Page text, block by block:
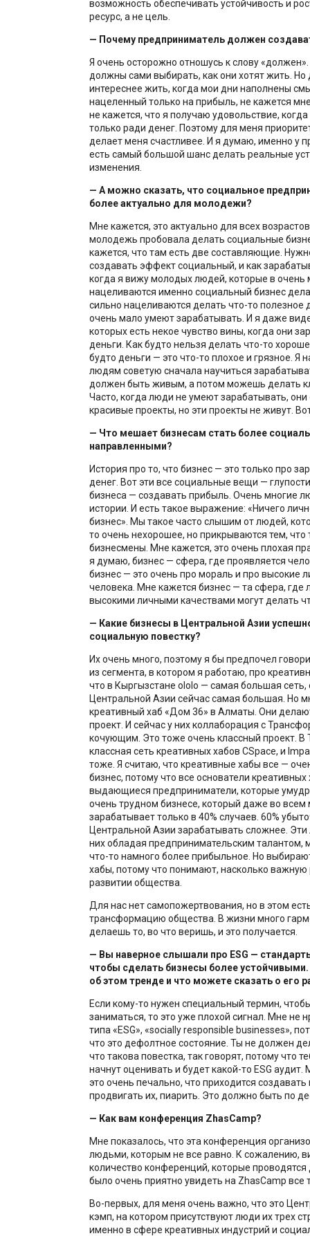
возможность обеспечивать устойчивость и
ресурс, а не цель.
— Почему предприниматель должен
Я очень осторожно отношусь к слову
должны сами выбирать, как они хотят жить. Но
интереснее жить, когда мои дни наполнены
нацеленный только на прибыль, не кажется
не кажется, что я получаю удовольствие,
только ради денег. Поэтому для меня
делает меня счастливее. И я думаю, именно у
есть самый большой шанс делать реальные
изменения.
— А можно сказать, что социальное
более актуально для молодежи?
Мне кажется, это актуально для всех
молодежь пробовала делать социальные
кажется, что там есть две составляющие.
создавать эффект социальный, и как
когда я вижу молодых людей, которые в очень
нацеливаются именно социальный бизнес
сильно нацеливаются делать что-то полезное
очень мало умеют зарабатывать. И я даже
которых есть некое чувство вины, когда они
деньги. Как будто нельзя делать что-то
будто деньги — это что-то плохое и грязное. Я
людям советую сначала научиться
должен быть живым, а потом можешь делать
Часто, когда люди не умеют зарабатывать,
красивые проекты, но эти проекты не живут.
— Что мешает бизнесам стать более
направленными?
История про то, что бизнес — это только про
денег. Вот эти все социальные вещи —
бизнеса — создавать прибыль. Очень многие
истории. И есть такое выражение: «Ничего
бизнес». Мы такое часто слышим от людей,
то очень нехорошее, но прикрываются тем, что
бизнесмены. Мне кажется, это очень плохая
я думаю, бизнес — сфера, где проявляется
бизнес — это очень про мораль и про высокие
человека. Мне кажется бизнес — та сфера, где
высокими личными качествами могут делать
— Какие бизнесы в Центральной Азии
социальную повестку?
Их очень много, поэтому я бы предпочел
из сегмента, в котором я работаю, про
что в Кыргызстане ololo — самая большая сеть,
Центральной Азии сейчас самая большая. Но
креативный хаб «‎Дом 36» в Алматы. Они
проект. И сейчас у них коллаборация с
кочующим. Это тоже очень классный проект. В
классная сеть креативных хабов CSpace, и
тоже. Я считаю, что креативные хабы все —
бизнес, потому что все основатели
выдающиеся предприниматели, которые
очень трудном бизнесе, который даже во всем
зарабатывает только в 40% случаев. 60%
Центральной Азии зарабатывать сложнее.
них обладая предпринимательским талантом,
что-то намного более прибыльное. Но
хабы, потому что понимают, насколько важную
развитии общества.
Для нас нет самопожертвования, но в этом
трансформацию общества. В жизни много
делаешь то, во что веришь, и это получается.
— Вы наверное слышали про ESG —
чтобы сделать бизнесы более
об этом тренде и что можете сказать о его
Если кому-то нужен специальный термин,
заниматься, то это уже плохой сигнал. Мне не
типа «‎ESG‎», «‎socially responsible businesses‎»,
что это дефолтное состояние. Ты не должен
что такова повестка, так говорят, потому что
начнут оценивать и будет какой-то ESG аудит.
это очень печально, что приходится
продвигать их, пиарить. Это должно быть по
— Как вам конференция ZhasCamp?
Мне показалось, что эта конференция
людьми, которым не все равно. К сожалению,
количество конференций, которые проводятся
было очень приятно увидеть на ZhasCamp все
Во-первых, для меня очень важно, что это
кэмп, на котором присутствуют люди их трех
именно в сфере креативных индустрий и